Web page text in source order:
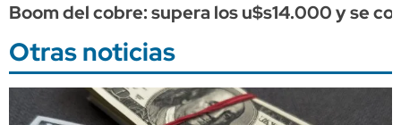
Boom del cobre: supera los u$s14.000 y se
Otras noticias